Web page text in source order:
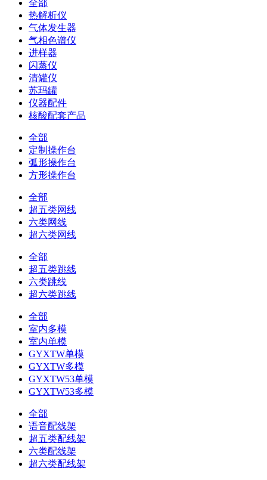
全部
热解析仪
气体发生器
气相色谱仪
进样器
闪蒸仪
清罐仪
苏玛罐
仪器配件
核酸配套产品
全部
定制操作台
弧形操作台
方形操作台
全部
超五类网线
六类网线
超六类网线
全部
超五类跳线
六类跳线
超六类跳线
全部
室内多模
室内单模
GYXTW单模
GYXTW多模
GYXTW53单模
GYXTW53多模
全部
语音配线架
超五类配线架
六类配线架
超六类配线架